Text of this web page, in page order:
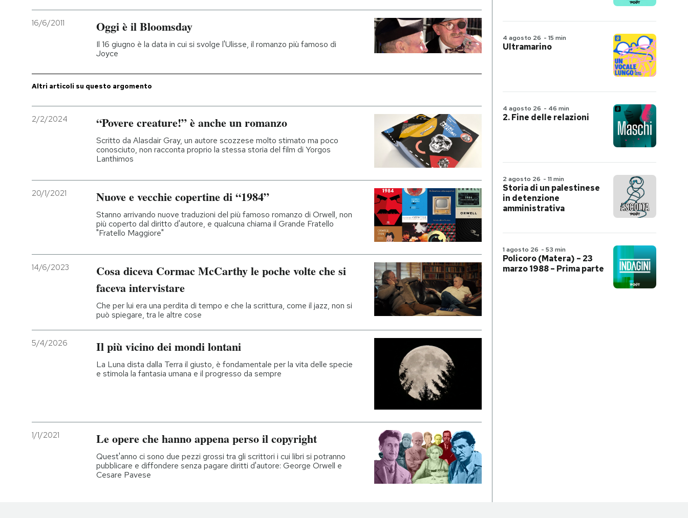
16/6/2011 Oggi è il Bloomsday
Il 16 giugno è la data in cui si svolge l'Ulisse, il romanzo più famoso di
Joyce
Altri articoli su questo argomento
2/2/2024 “Povere creature!” è anche un romanzo
Scritto da Alasdair Gray, un autore scozzese molto stimato ma poco
conosciuto, non racconta proprio la stessa storia del film di Yorgos
Lanthimos
20/1/2021 Nuove e vecchie copertine di “1984”
Stanno arrivando nuove traduzioni del più famoso romanzo di Orwell, non
più coperto dal diritto d'autore, e qualcuna chiama il Grande Fratello
"Fratello Maggiore"
14/6/2023
Cosa diceva Cormac McCarthy le poche volte che si
faceva intervistare
Che per lui era una perdita di tempo e che la scrittura, come il jazz, non si
può spiegare, tra le altre cose
5/4/2026 Il più vicino dei mondi lontani
La Luna dista dalla Terra il giusto, è fondamentale per la vita delle specie
e stimola la fantasia umana e il progresso da sempre
1/1/2021 Le opere che hanno appena perso il copyright
Quest'anno ci sono due pezzi grossi tra gli scrittori i cui libri si potranno
pubblicare e diffondere senza pagare diritti d'autore: George Orwell e
Cesare Pavese
4 agosto 26 - 15 min
Ultramarino
4 agosto 26 - 46 min
2. Fine delle relazioni
2 agosto 26 - 11 min
Storia di un palestinese
in detenzione
amministrativa
1 agosto 26 - 53 min
Policoro (Matera) – 23
marzo 1988 – Prima parte